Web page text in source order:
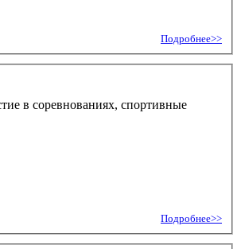
Подробнее>>
в соревнованиях, спортивные
Подробнее>>